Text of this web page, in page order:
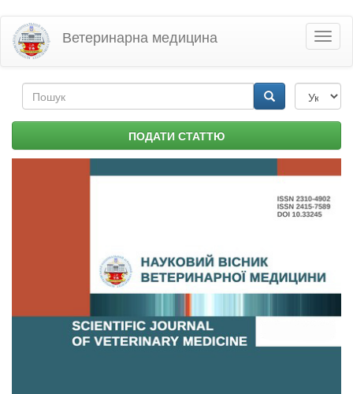
Перейти
основного
матеріалу
Ветеринарна медицина
Пошукова
форма ПОДАТИ СТАТТЮ